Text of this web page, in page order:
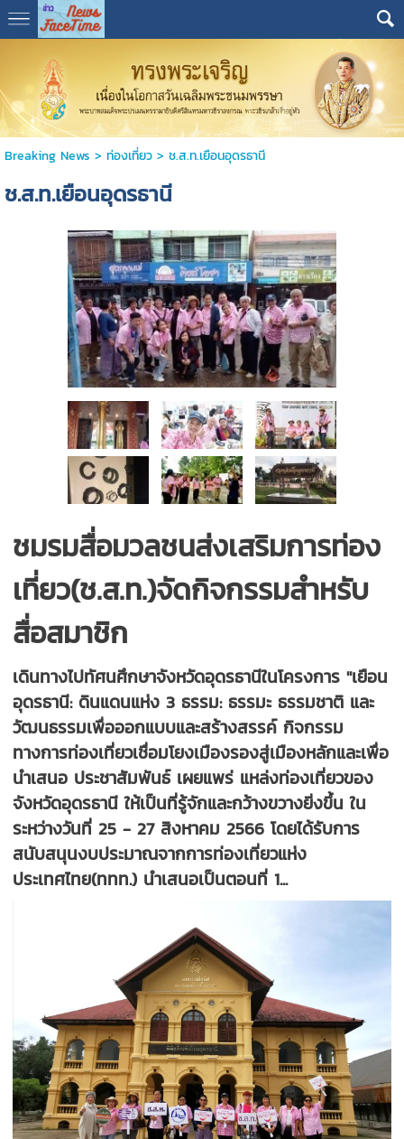
Breaking News > ท่องเที่ยว> ช.ส.ท.เยือนอุดรธานี
ช.ส.ท.เยือนอุดรธานี
ชมรมสื่อมวลชนส่งเสริมการท่อง
เที่ยว(ช.ส.ท.)จัดกิจกรรมสำหรับ
สื่อสมาชิก
เดินทางไปทัศนศึกษาจังหวัดอุดรธานีในโครงการ "เยือน
อุดรธานี: ดินแดนแห่ง 3 ธรรม: ธรรมะ ธรรมชาติ และ
วัฒนธรรมเพื่อออกแบบและสร้างสรรค์ กิจกรรม
ทางการท่องเที่ยวเชื่อมโยงเมืองรองสู่เมืองหลักและเพื่อ
นำเสนอ ประชาสัมพันธ์ เผยแพร่ แหล่งท่องเที่ยวของ
จังหวัดอุดรธานี ให้เป็นที่รู้จักและกว้างขวางยิ่งขึ้น ใน
ระหว่างวันที่ 25 - 27 สิงหาคม 2566 โดยได้รับการ
สนับสนุนงบประมาณจากการท่องเที่ยวแห่ง
ประเทศไทย(ททท.) นำเสนอเป็นตอนที่ 1...